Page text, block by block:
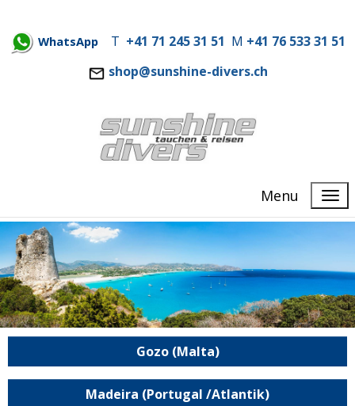
WhatsApp T +41 71 245 31 51 M +41 76 533 31 51
shop@sunshine-divers.ch
Menu
Gozo (Malta)
Madeira (Portugal /Atlantik)